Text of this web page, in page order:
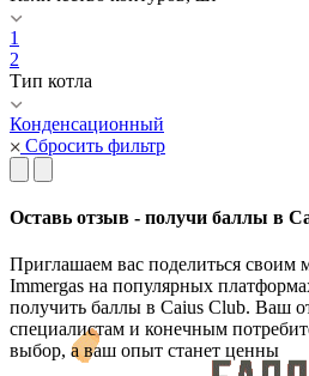
1
2
Тип котла
Конденсационный
Сбросить фильтр
Оставь отзыв - получи баллы в
Приглашаем вас поделиться своим
Immergas на популярных
получить баллы в Caius Club. Ваш
специалистам и конечным
выбор, а ваш опыт станет ценны